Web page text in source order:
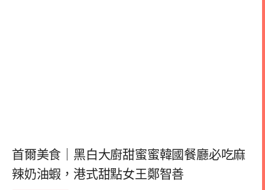
首爾美食｜黑白大廚甜蜜蜜韓國餐廳必吃麻
辣奶油蝦，港式甜點女王鄭智善